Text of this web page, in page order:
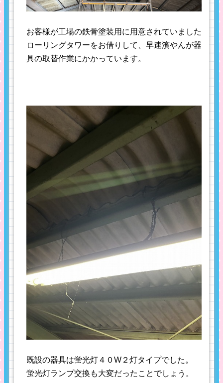
お客様が工場の鉄骨塗装用に用意されていました
ローリングタワーをお借りして、早速濱やんが器
具の取替作業にかかっています。
既設の器具は蛍光灯４０W２灯タイプでした。
蛍光灯ランプ交換も大変だったことでしょう。